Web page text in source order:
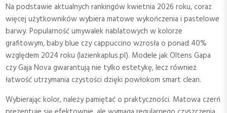
Na podstawie aktualnych rankingów kwietnia 2026 roku, coraz
więcej użytkowników wybiera matowe wykończenia i pastelowe
barwy. Popularność umywalek nablatowych w kolorze
grafitowym, baby blue czy cappuccino wzrosła o ponad 40%
względem 2024 roku (lazienkaplus.pl). Modele jak Oltens Gapa
czy Gaja Nova gwarantują nie tylko estetykę, lecz również
łatwość utrzymania czystości dzięki powłokom smart clean.
Wybierając kolor, należy pamiętać o praktyczności. Matowa czerń